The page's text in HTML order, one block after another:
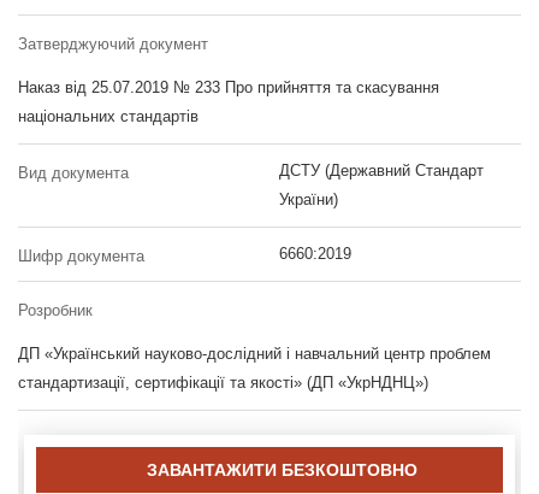
Затверджуючий документ
Наказ від 25.07.2019 № 233 Про прийняття та скасування
національних стандартів
Вид документа
ДСТУ (Державний Стандарт
України)
Шифр документа 6660:2019
Розробник
ДП «Український науково-дослідний і навчальний центр проблем
стандартизації, сертифікації та якості» (ДП «УкрНДНЦ»)
ЗАВАНТАЖИТИ БЕЗКОШТОВНО